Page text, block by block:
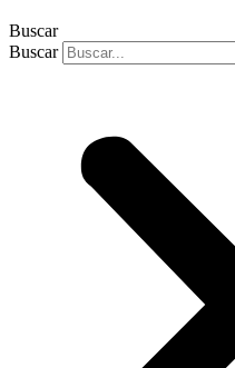
Buscar
Buscar